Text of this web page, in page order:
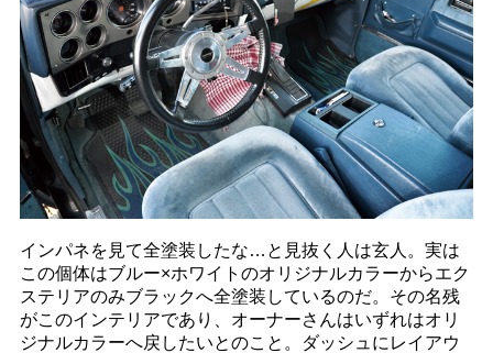
インパネを見て全塗装したな…と見抜く人は玄人。実は
この個体はブルー×ホワイトのオリジナルカラーからエク
ステリアのみブラックへ全塗装しているのだ。その名残
がこのインテリアであり、オーナーさんはいずれはオリ
ジナルカラーへ戻したいとのこと。ダッシュにレイアウ